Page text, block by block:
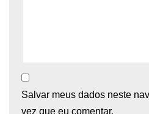
Salvar meus dados neste
vez que eu comentar.